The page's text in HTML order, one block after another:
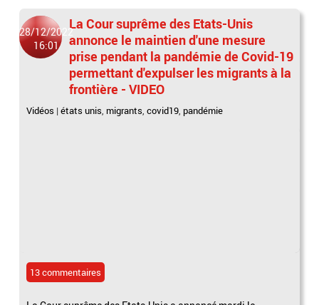
28/12/2022
16:01
La Cour suprême des Etats-Unis
annonce le maintien d'une mesure
prise pendant la pandémie de Covid-19
permettant d'expulser les migrants à la
frontière - VIDEO
Vidéos |états unis, migrants,covid19, pandémie
13 commentaires